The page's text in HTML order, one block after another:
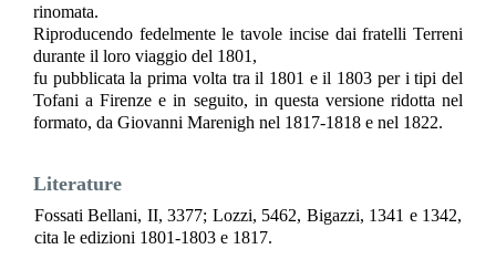
rinomata.
Riproducendo fedelmente le tavole incise dai fratelli Terreni
durante il loro viaggio del 1801,
fu pubblicata la prima volta tra il 1801 e il 1803 per i tipi del
Tofani a Firenze e in seguito, in questa versione ridotta nel
formato, da Giovanni Marenigh nel 1817-1818 e nel 1822.
Literature
Fossati Bellani, II, 3377; Lozzi, 5462, Bigazzi, 1341 e 1342,
cita le edizioni 1801-1803 e 1817.